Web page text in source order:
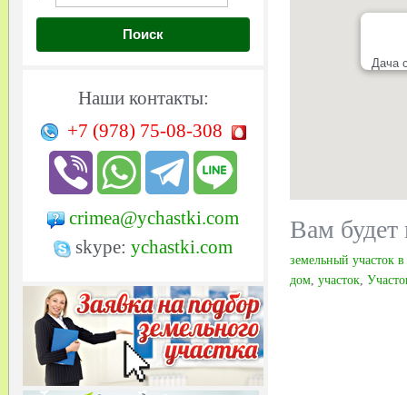
Поиск
Наши контакты:
+7 (978) 75-08-308
crimea@ychastki.com
skype: ychastki.com
Дача
Вам будет
земельный участок
дом участок